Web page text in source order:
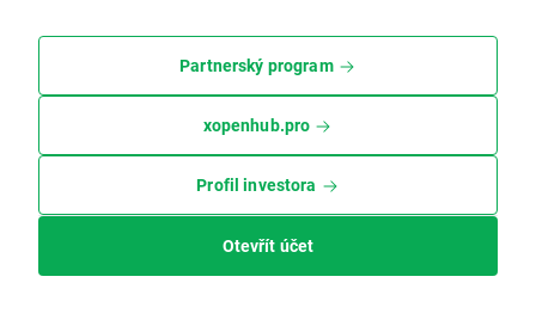
Partnerský program
xopenhub.pro
Profil investora
Otevřít účet